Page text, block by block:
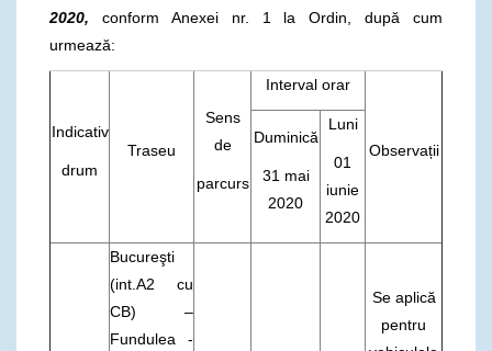
2020, conform Anexei nr. 1 la Ordin, după cum
urmează:
Indicativ
drum
Traseu
Sens
de
parcurs
Interval orar
Observații
Duminică
31 mai
2020
Luni
01
iunie
2020
Bucureşti
(int.A2 cu
CB) –
Fundulea -
Se aplică
pentru